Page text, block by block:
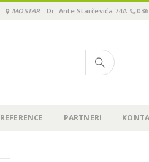
MOSTAR: Dr. Ante Starčevića 74A
REFERENCE PARTNERI